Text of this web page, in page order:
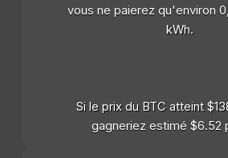
vous ne paierez qu'environ
kWh.
Si le prix du BTC atteint
gagneriez estimé $6.52